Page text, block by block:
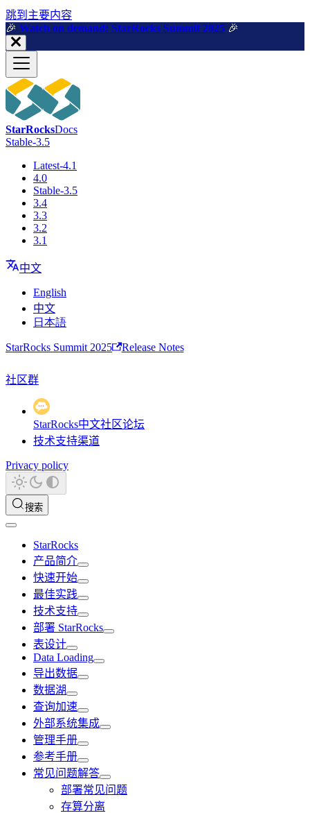
跳到主要内容
🎉️ Watch on demand: StarRocks Summit 2025 🎉️
StarRocksDocs
Stable-3.5
Latest-4.1
4.0
Stable-3.5
3.4
3.3
3.2
3.1
中文
English
中文
日本語
StarRocks Summit 2025 Release Notes
社区群
StarRocks中文社区论坛
技术支持渠道
Privacy policy
搜索
StarRocks
产品简介
快速开始
最佳实践
技术支持
部署 StarRocks
表设计
Data Loading
导出数据
数据湖
查询加速
外部系统集成
管理手册
参考手册
常见问题解答
部署常见问题
存算分离